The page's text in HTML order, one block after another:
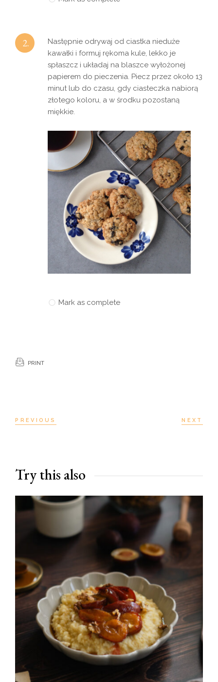
2.
Następnie odrywaj od ciastka nieduże
kawałki i formuj rękoma kule, lekko je
spłaszcz i układaj na blaszce wyłożonej
papierem do pieczenia. Piecz przez około 13
minut lub do czasu, gdy ciasteczka nabiorą
złotego koloru, a w środku pozostaną
miękkie.
Mark as complete
PRINT
PREVIOUS NEXT
Try this also